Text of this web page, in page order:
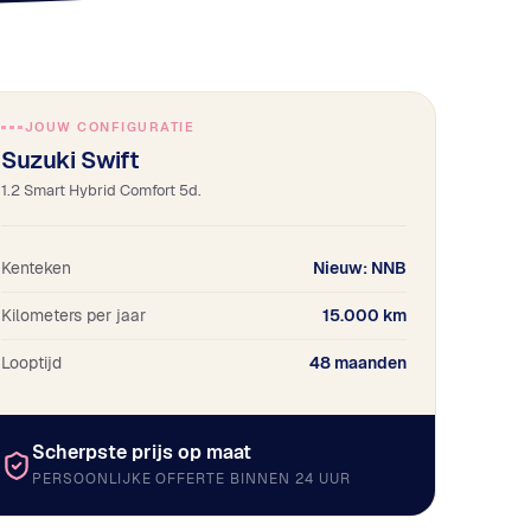
JOUW CONFIGURATIE
Suzuki Swift
1.2 Smart Hybrid Comfort 5d.
Kenteken Nieuw: NNB
Kilometers per jaar 15.000 km
Looptijd 48 maanden
Scherpste prijs op maat
PERSOONLIJKE OFFERTE BINNEN 24 UUR